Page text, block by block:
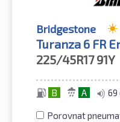
Bridgestone
Turanza 6 FR
225/45R17 91Y
B A 69
Porovnat